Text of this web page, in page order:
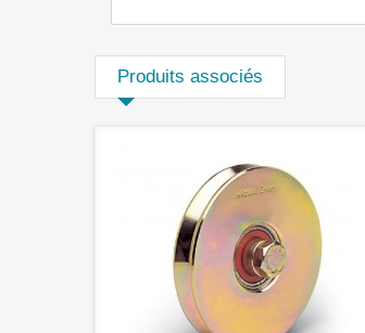
Produits associés